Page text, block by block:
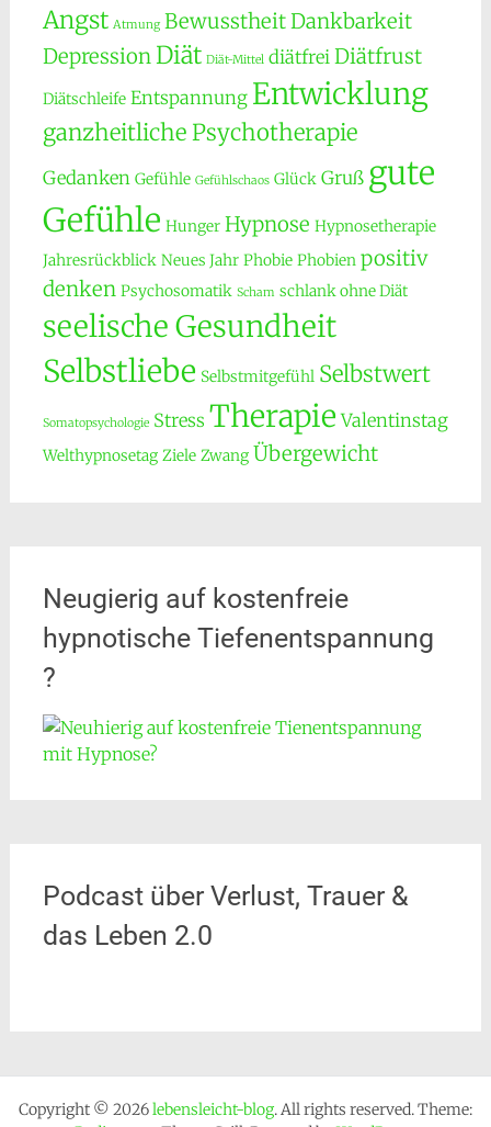
Angst Atmung BewusstheitDankbarkeit
DepressionDiät Diät-Mittel diätfreiDiätfrust
Diätschleife Entspannung Entwicklung
ganzheitliche Psychotherapie
Gedanken Gefühle Gefühlschaos Glück Gruß gute
Gefühle Hunger Hypnose Hypnosetherapie
Jahresrückblick Neues Jahr Phobie Phobien positiv
denken Psychosomatik Scham schlank ohne Diät
seelische Gesundheit
Selbstliebe Selbstmitgefühl Selbstwert
Somatopsychologie Stress Therapie Valentinstag
Welthypnosetag Ziele Zwang Übergewicht
Neugierig auf kostenfreie
hypnotische Tiefenentspannung
?
Podcast über Verlust, Trauer &
das Leben 2.0
Copyright © 2026lebensleicht-blog. All rights reserved. Theme: